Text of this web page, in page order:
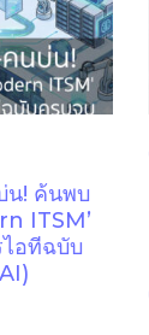
น! ค้นพบ
ITSM’
อทีฉบับ